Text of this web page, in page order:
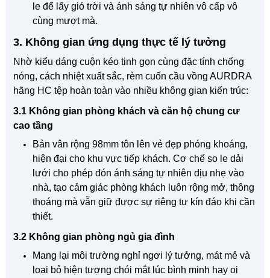
le để lấy gió trời và ánh sáng tự nhiên vô cấp vô
cùng mượt mà.
3. Không gian ứng dụng thực tế lý tưởng
Nhờ kiểu dáng cuộn kéo tinh gọn cùng đặc tính chống
nóng, cách nhiệt xuất sắc, rèm cuốn cầu vồng AURDRA
hãng HC tệp hoàn toàn vào nhiều không gian kiến trúc:
3.1 Không gian phòng khách và căn hộ chung cư
cao tầng
Bản vân rộng 98mm tôn lên vẻ đẹp phóng khoáng,
hiện đại cho khu vực tiếp khách. Cơ chế so le dải
lưới cho phép đón ánh sáng tự nhiên dịu nhẹ vào
nhà, tạo cảm giác phòng khách luôn rộng mở, thông
thoáng mà vẫn giữ được sự riêng tư kín đáo khi cần
thiết.
3.2 Không gian phòng ngủ gia đình
Mang lại môi trường nghỉ ngơi lý tưởng, mát mẻ và
loại bỏ hiện tượng chói mắt lúc bình minh hay oi